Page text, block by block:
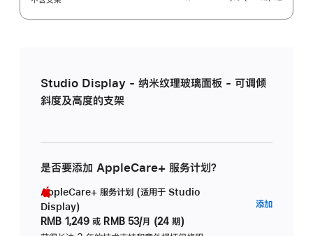
Studio Display - 纳米纹理玻璃面板 - 可调倾
斜度及高度的支架
是否要添加 AppleCare+ 服务计划？
AppleCare+ 服务计划 (适用于 Studio
Display)
RMB 1,249 或 RMB 53/月 (24 期)
添加